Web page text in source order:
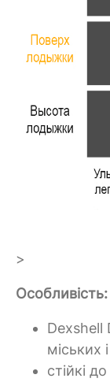
>
Особливість:
Dexshell
міських
стійкі